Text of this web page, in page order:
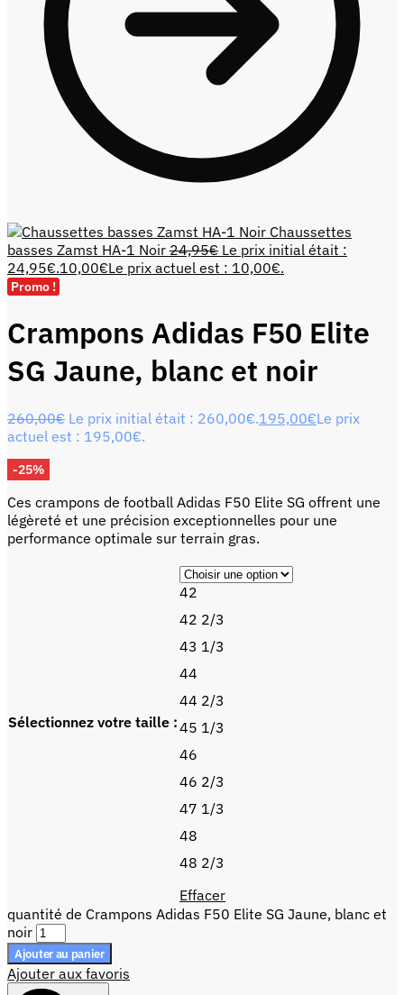
Chaussettes
basses Zamst HA-1 Noir 24,95€ Le prix initial était :
24,95€.10,00€Le prix actuel est : 10,00€.
Promo !
Crampons Adidas F50 Elite
SG Jaune, blanc et noir
260,00€ Le prix initial était : 260,00€.195,00€Le prix
actuel est : 195,00€.
-25%
Ces crampons de football Adidas F50 Elite SG offrent une
légèreté et une précision exceptionnelles pour une
performance optimale sur terrain gras.
Sélectionnez votre taille :
42
42 2/3
43 1/3
44
44 2/3
45 1/3
46
46 2/3
47 1/3
48
48 2/3
Effacer
quantité de Crampons Adidas F50 Elite SG Jaune, blanc et
noir
Ajouter au panier
Ajouter aux favoris